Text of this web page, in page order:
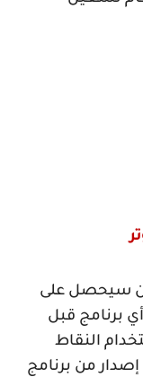
سيحصل على
برنامج قبل
النقاط
من برنامج